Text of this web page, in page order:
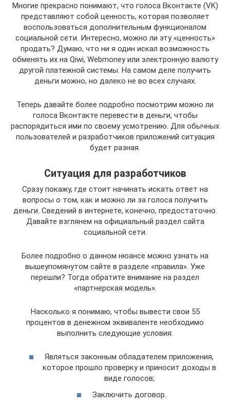
Многие прекрасно понимают, что голоса Вконтакте (VK)
представляют собой ценность, которая позволяет
воспользоваться дополнительным функционалом
социальной сети. Интересно, можно ли эту «ценность»
продать? Думаю, что ни я один искал возможность
обменять их на Qiwi, Webmoney или электронную валюту
другой платежной системы. На самом деле получить
деньги можно, но далеко не во всех случаях.
Теперь давайте более подробно посмотрим можно ли
голоса Вконтакте перевести в деньги, чтобы
распорядиться ими по своему усмотрению. Для обычных
пользователей и разработчиков приложений ситуация
будет разная.
Ситуация для разработчиков
Сразу покажу, где стоит начинать искать ответ на
вопросы о том, как и можно ли за голоса получить
деньги. Сведений в интернете, конечно, предостаточно.
Давайте взглянем на официальный раздел сайта
социальной сети.
Более подробно о данном нюансе можно узнать на
вышеупомянутом сайте в разделе «правила». Уже
перешли? Тогда обратите внимание на раздел
«партнерская модель».
Насколько я понимаю, чтобы вывести свои 55
процентов в денежном эквиваленте необходимо
выполнить следующие условия:
Являться законным обладателем приложения,
которое прошло проверку и приносит доходы в
виде голосов;
Заключить договор.